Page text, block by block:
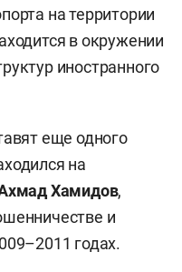
на территории
в окружении
иностранного
еще одного
на
Хамидов,
и
годах.